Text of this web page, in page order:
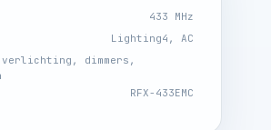
433 MHz
Lighting4, AC
dimmers,
RFX-433EMC